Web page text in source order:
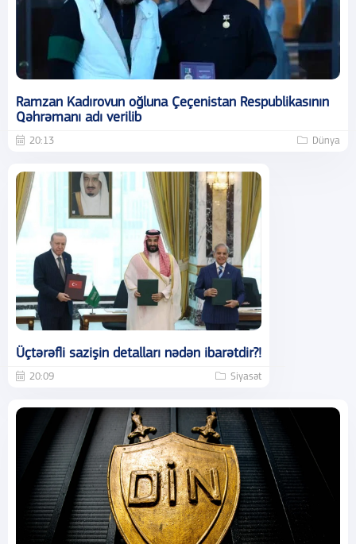
Ramzan Kadırovun oğluna Çeçenistan Respublikasının
Qəhrəmanı adı verilib
20:13 Dünya
Üçtərəfli sazişin detalları nədən ibarətdir?!
20:09 Siyasət